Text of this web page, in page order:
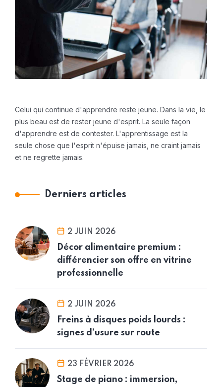
Celui qui continue d'apprendre reste jeune. Dans la vie, le
plus beau est de rester jeune d'esprit. La seule façon
d'apprendre est de contester. L'apprentissage est la
seule chose que l'esprit n'épuise jamais, ne craint jamais
et ne regrette jamais.
Derniers articles
2 JUIN 2026
Décor alimentaire premium :
différencier son offre en vitrine
professionnelle
2 JUIN 2026
Freins à disques poids lourds :
signes d’usure sur route
23 FÉVRIER 2026
Stage de piano : immersion,